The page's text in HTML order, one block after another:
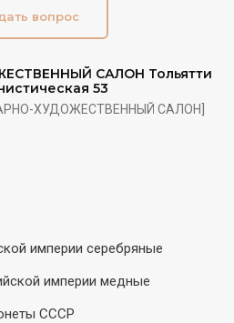
САЛОН Тольятти
53
ХУДОЖЕСТВЕННЫЙ САЛОН]
вопрос
империи серебряные
империи медные
СССР